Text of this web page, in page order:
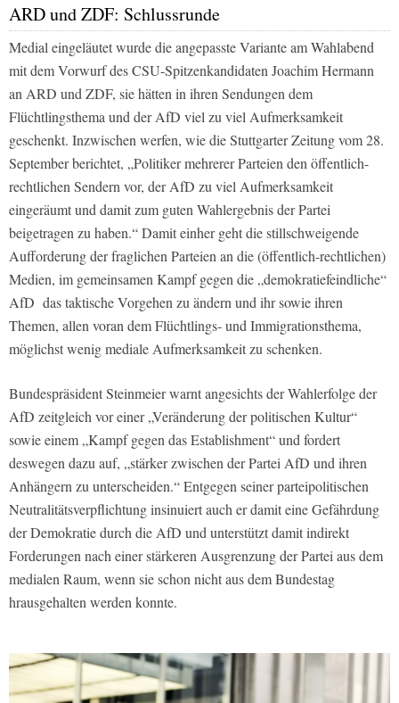
ARD und ZDF: Schlussrunde
Medial eingeläutet wurde die angepasste Variante am Wahlabend
mit dem Vorwurf des CSU-Spitzenkandidaten Joachim Hermann
an ARD und ZDF, sie hätten in ihren Sendungen dem
Flüchtlingsthema und der AfD viel zu viel Aufmerksamkeit
geschenkt. Inzwischen werfen, wie dieStuttgarter Zeitungvom 28.
September berichtet, „Politiker mehrerer Parteien den öffentlich-
rechtlichen Sendern vor, der AfD zu viel Aufmerksamkeit
eingeräumt und damit zum guten Wahlergebnis der Partei
beigetragen zu haben.“ Damit einher geht die stillschweigende
Aufforderung der fraglichen Parteien an die (öffentlich-rechtlichen)
Medien, im gemeinsamen Kampf gegen die „demokratiefeindliche“
AfD das taktische Vorgehen zu ändern und ihr sowie ihren
Themen, allen voran dem Flüchtlings- und Immigrationsthema,
möglichst wenig mediale Aufmerksamkeit zu schenken.
Bundespräsident Steinmeier warnt angesichts der Wahlerfolge der
AfD zeitgleich vor einer „Veränderung der politischen Kultur“
sowie einem „Kampf gegen das Establishment“ und fordert
deswegen dazu auf, „stärker zwischen der Partei AfD und ihren
Anhängern zu unterscheiden.“ Entgegen seiner parteipolitischen
Neutralitätsverpflichtung insinuiert auch er damit eine Gefährdung
der Demokratie durch die AfD und unterstützt damit indirekt
Forderungen nach einer stärkeren Ausgrenzung der Partei aus dem
medialen Raum, wenn sie schon nicht aus dem Bundestag
hrausgehalten werden konnte.